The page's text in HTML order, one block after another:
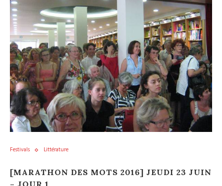
Festivals Littérature
[MARATHON DES MOTS 2016] JEUDI 23 JUIN
– JOUR 1